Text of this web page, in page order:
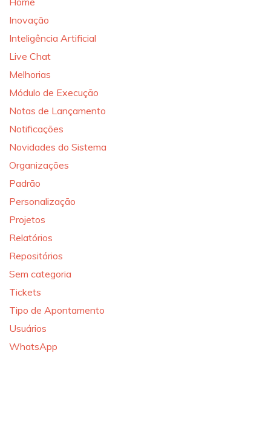
Inovação
Inteligência Artificial
Live Chat
Melhorias
Módulo de Execução
Notas de Lançamento
Notificações
Novidades do Sistema
Organizações
Padrão
Personalização
Projetos
Relatórios
Repositórios
Sem categoria
Tickets
Tipo de Apontamento
Usuários
WhatsApp